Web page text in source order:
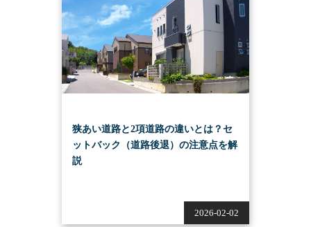
2026-02-02
狭あい道路と2項道路の違いとは？セ
ットバック（道路後退）の注意点を解
説